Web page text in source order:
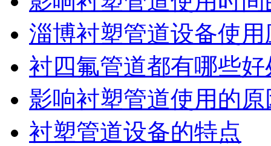
淄博衬塑管道设备使用
衬四氟管道都有哪些好
影响衬塑管道使用的原
衬塑管道设备的特点